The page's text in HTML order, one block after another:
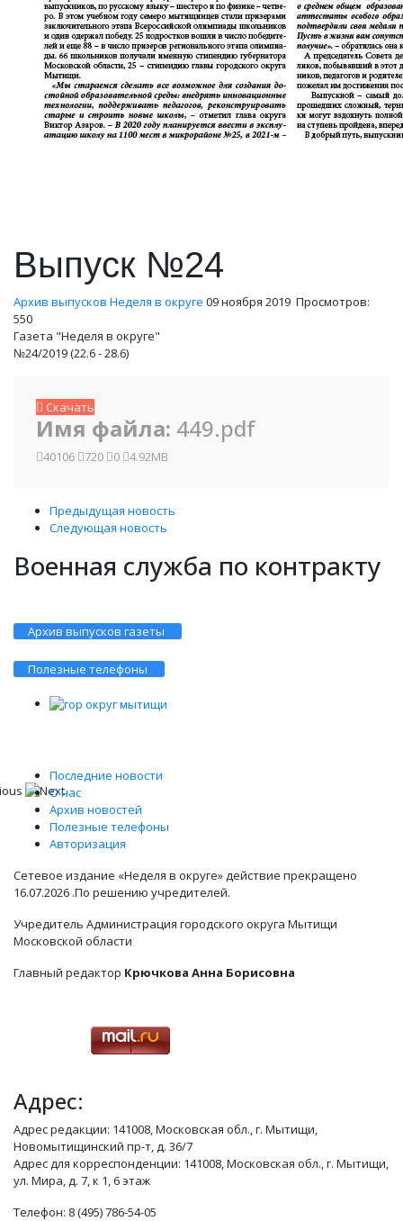
Выпуск №24
Архив выпусков Неделя в округе 09 ноября 2019 Просмотров:
550
Газета "Неделя в округе"
№24/2019 (22.6 - 28.6)
Скачать
Имя файла: 449.pdf
40106 720 0 4.92MB
Предыдущая новость
Следующая новость
Военная служба по контракту
Архив выпусков газеты
Полезные телефоны
Последние новости
О нас
Архив новостей
Полезные телефоны
Авторизация
Сетевое издание «Неделя в округе» действие прекращено
16.07.2026 .По решению учредителей.
Учредитель Администрация городского округа Мытищи
Московской области
Главный редактор Крючкова Анна Борисовна
Адрес:
Адрес редакции: 141008, Московская обл., г. Мытищи,
Новомытищинский пр-т, д. 36/7
Адрес для корреспонденции: 141008, Московская обл., г. Мытищи,
ул. Мира, д. 7, к 1, 6 этаж
Телефон: 8 (495) 786-54-05